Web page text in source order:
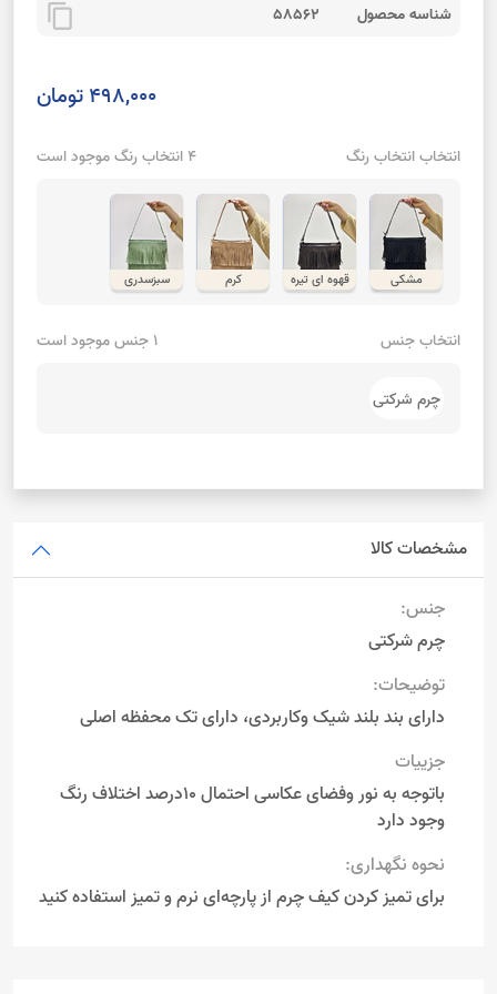
شناسه محصول 58562
content_copy
498,000 تومان
انتخاب انتخاب رنگ 4 انتخاب رنگ موجود است
مشکی قهوه ای تیره کرم سبزسدری
انتخاب جنس 1 جنس موجود است
چرم شرکتی
مشخصات کالا
جنس:
چرم شرکتی
توضیحات:
دارای بند بلند شیک وکاربردی، دارای تک محفظه اصلی
جزییات
باتوجه به نور وفضای عکاسی احتمال 10درصد اختلاف رنگ
وجود دارد
نحوه نگهداری:
برای تمیز کردن کیف چرم از پارچه‌ای نرم و تمیز استفاده کنید